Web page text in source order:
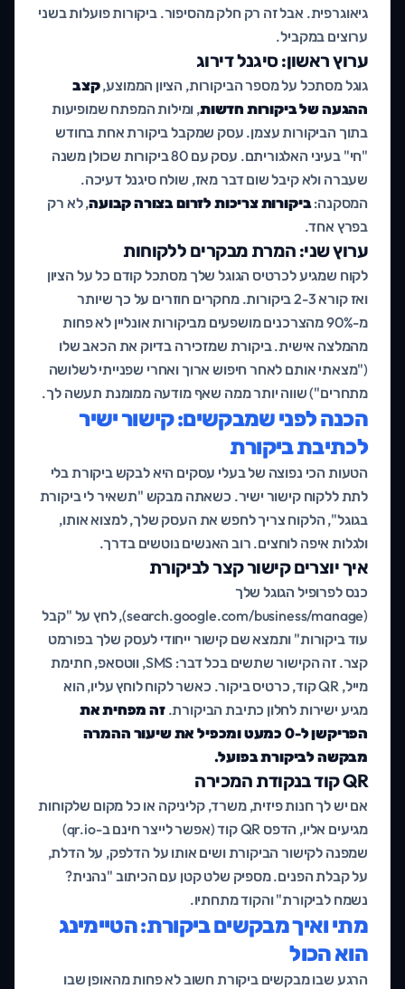
גיאוגרפית. אבל זה רק חלק מהסיפור. ביקורות פועלות בשני
ערוצים במקביל.
ערוץ ראשון: סיגנל דירוג
גוגל מסתכל על מספר הביקורות, הציון הממוצע,קצב
ההגעה של ביקורות חדשות, ומילות המפתח שמופיעות
בתוך הביקורות עצמן. עסק שמקבל ביקורת אחת בחודש
"חי" בעיני האלגוריתם. עסק עם 80 ביקורות שכולן משנה
שעברה ולא קיבל שום דבר מאז, שולח סיגנל דעיכה.
המסקנה:ביקורות צריכות לזרום בצורה קבועה, לא רק
בפרץ אחד.
ערוץ שני: המרת מבקרים ללקוחות
לקוח שמגיע לכרטיס הגוגל שלך מסתכל קודם כל על הציון
ואז קורא 2-3 ביקורות. מחקרים חוזרים על כך שיותר
מ-90% מהצרכנים מושפעים מביקורות אונליין לא פחות
מהמלצה אישית. ביקורת שמזכירה בדיוק את הכאב שלו
("מצאתי אותם לאחר חיפוש ארוך ואחרי שפנייתי לשלושה
מתחרים") שווה יותר ממה שאף מודעה ממומנת תעשה לך.
הכנה לפני שמבקשים: קישור ישיר
לכתיבת ביקורת
הטעות הכי נפוצה של בעלי עסקים היא לבקש ביקורת בלי
לתת ללקוח קישור ישיר. כשאתה מבקש "תשאיר לי ביקורת
בגוגל", הלקוח צריך לחפש את העסק שלך, למצוא אותו,
ולגלות איפה לוחצים. רוב האנשים נוטשים בדרך.
איך יוצרים קישור קצר לביקורת
כנס לפרופיל הגוגל שלך
(search.google.com/business/manage), לחץ על "קבל
עוד ביקורות" ותמצא שם קישור ייחודי לעסק שלך בפורמט
קצר. זה הקישור שתשים בכל דבר: SMS, ווטסאפ, חתימת
מייל, QR קוד, כרטיס ביקור. כאשר לקוח לוחץ עליו, הוא
מגיע ישירות לחלון כתיבת הביקורת.זה מפחית את
הפריקשן ל-0 כמעט ומכפיל את שיעור ההמרה
מבקשה לביקורת בפועל.
QR קוד בנקודת המכירה
אם יש לך חנות פיזית, משרד, קליניקה או כל מקום שלקוחות
מגיעים אליו, הדפס QR קוד (אפשר לייצר חינם ב-qr.io)
שמפנה לקישור הביקורת ושים אותו על הדלפק, על הדלת,
על קבלת הפנים. מספיק שלט קטן עם הכיתוב "נהנית?
נשמח לביקורת" והקוד מתחתיו.
מתי ואיך מבקשים ביקורת: הטיימינג
הוא הכול
הרגע שבו מבקשים ביקורת חשוב לא פחות מהאופן שבו